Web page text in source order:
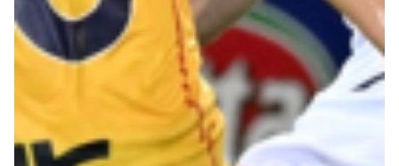
Robe di Kappa x Genoa
Vintage Collection
Red&Blue Voices
Kids